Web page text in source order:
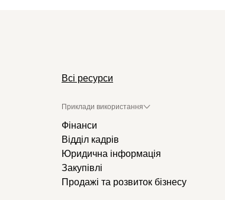
Всі ресурси
Приклади використання
Фінанси
Відділ кадрів
Юридична інформація
Закупівлі
Продажі та розвиток бізнесу